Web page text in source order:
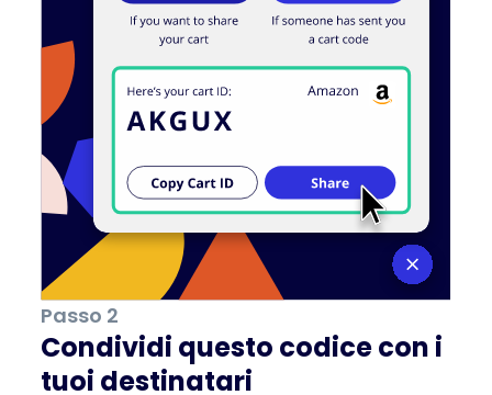
Passo 2
Condividi questo codice con i
tuoi destinatari